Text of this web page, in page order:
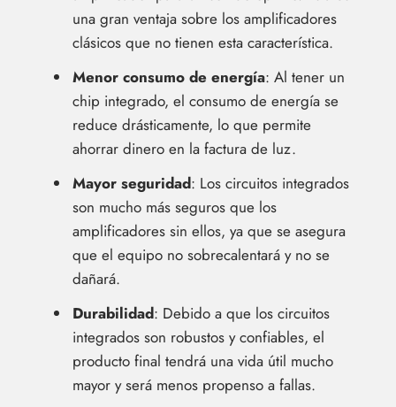
una gran ventaja sobre los amplificadores
clásicos que no tienen esta característica.
Menor consumo de energía: Al tener un
chip integrado, el consumo de energía se
reduce drásticamente, lo que permite
ahorrar dinero en la factura de luz.
Mayor seguridad: Los circuitos integrados
son mucho más seguros que los
amplificadores sin ellos, ya que se asegura
que el equipo no sobrecalentará y no se
dañará.
Durabilidad: Debido a que los circuitos
integrados son robustos y confiables, el
producto final tendrá una vida útil mucho
mayor y será menos propenso a fallas.